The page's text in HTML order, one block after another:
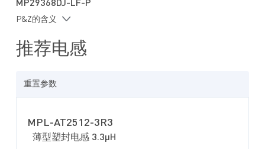
MP29368DJ-LF-P
P&Z的含义
推荐电感
重置参数
MPL-AT2512-3R3
薄型塑封电感 3.3µH